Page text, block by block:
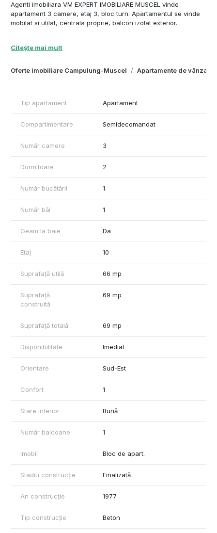
Oferte imobiliare Campulung-Muscel Apartamente de
Agenti imobiliara VM EXPERT IMOBILIARE MUSCEL vinde
apartament 3 camere, etaj 3, bloc turn. Apartamentul se vinde
mobilat si utilat, centrala proprie, balcon izolat exterior.
Citește mai mult
Tip apartament Apartament
Compartimentare Semidecomandat
Număr camere 3
Dormitoare 2
Număr bucătării 1
Număr băi 1
Geam la baie Da
Etaj 10
Suprafață utilă 66 mp
Suprafață
construită
69 mp
Suprafață totală 69 mp
Disponibilitate Imediat
Orientare Sud-Est
Confort 1
Stare interior Bună
Număr balcoane 1
Imobil Bloc de apart.
Stadiu construcție Finalizată
An construcție 1977
Tip construcție Beton